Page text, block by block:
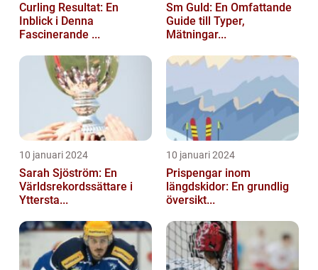
Curling Resultat: En
Inblick i Denna
Fascinerande ...
Sm Guld: En Omfattande
Guide till Typer,
Mätningar...
10 januari 2024
Sarah Sjöström: En
Världsrekordssättare i
Yttersta...
10 januari 2024
Prispengar inom
längdskidor: En grundlig
översikt...